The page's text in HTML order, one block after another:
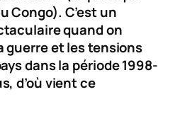
Congo). C’est un
quand on
guerre et les tensions
dans la période 1998-
d’où vient ce